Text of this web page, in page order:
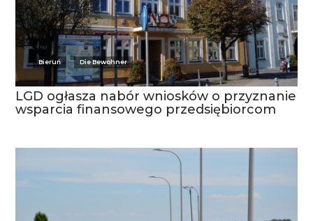
Bieruń Die Bewohner
LGD ogłasza nabór wniosków o przyznanie
wsparcia finansowego przedsiębiorcom